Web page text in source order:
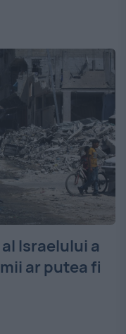
Israelului a
ar putea fi